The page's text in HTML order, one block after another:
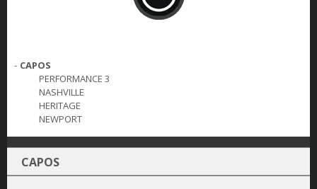
KONTAKT
- CAPOS
PERFORMANCE 3
NASHVILLE
HERITAGE
NEWPORT
CAPOS